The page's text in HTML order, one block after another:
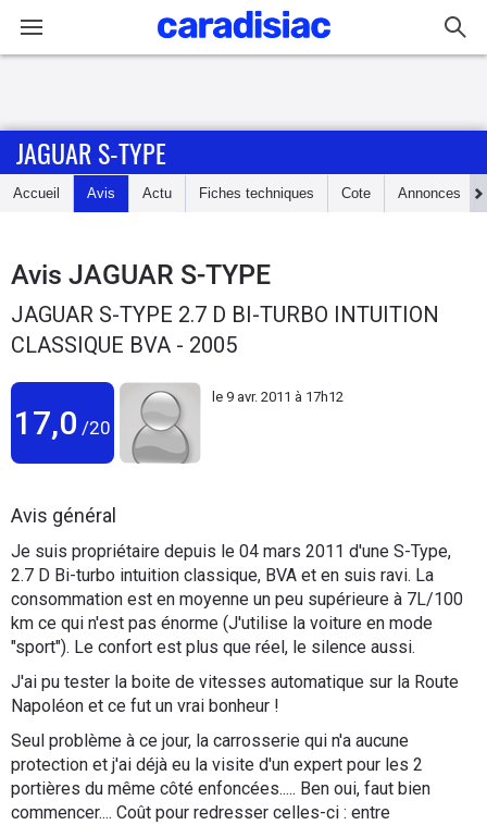
Accueil
Essais
Guide
d'achat
Utilitaires
Flottes
Services
Forum
Moto
Marques
JAGUAR S-TYPE
Accueil Avis Actu Fiches techniques Cote Annonces
Avis JAGUAR S-TYPE
JAGUAR S-TYPE 2.7 D BI-TURBO INTUITION
CLASSIQUE BVA - 2005
17,0 /20
le 9 avr. 2011 à 17h12
Avis général
Je suis propriétaire depuis le 04 mars 2011 d'une S-Type,
2.7 D Bi-turbo intuition classique, BVA et en suis ravi. La
consommation est en moyenne un peu supérieure à 7L/100
km ce qui n'est pas énorme (J'utilise la voiture en mode
"sport"). Le confort est plus que réel, le silence aussi.
J'ai pu tester la boite de vitesses automatique sur la Route
Napoléon et ce fut un vrai bonheur !
Seul problème à ce jour, la carrosserie qui n'a aucune
protection et j'ai déjà eu la visite d'un expert pour les 2
portières du même côté enfoncées..... Ben oui, faut bien
commencer.... Coût pour redresser celles-ci : entre